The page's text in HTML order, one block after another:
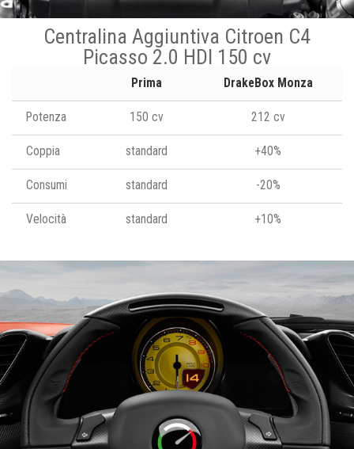
Centralina Aggiuntiva Citroen C4
Picasso 2.0 HDI 150 cv
Prima DrakeBox Monza
Potenza 150 cv 212 cv
Coppia standard +40%
Consumi standard -20%
Velocità standard +10%